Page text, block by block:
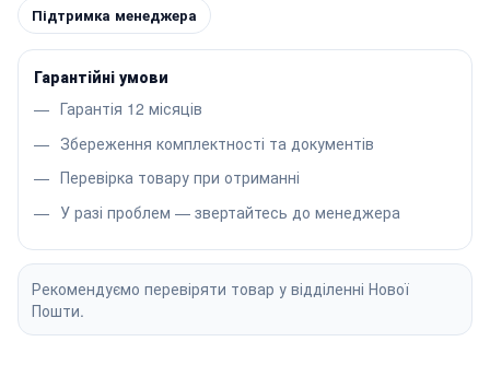
Підтримка менеджера
Гарантійні умови
Гарантія 12 місяців
Збереження комплектності та документів
Перевірка товару при отриманні
У разі проблем — звертайтесь до менеджера
Рекомендуємо перевіряти товар у відділенні Нової
Пошти.